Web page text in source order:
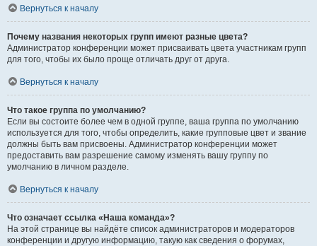
Вернуться к началу
Почему названия некоторых групп имеют разные цвета?
Администратор конференции может присваивать цвета участникам групп
для того, чтобы их было проще отличать друг от друга.
Вернуться к началу
Что такое группа по умолчанию?
Если вы состоите более чем в одной группе, ваша группа по умолчанию
используется для того, чтобы определить, какие групповые цвет и звание
должны быть вам присвоены. Администратор конференции может
предоставить вам разрешение самому изменять вашу группу по
умолчанию в личном разделе.
Вернуться к началу
Что означает ссылка «Наша команда»?
На этой странице вы найдёте список администраторов и модераторов
конференции и другую информацию, такую как сведения о форумах,